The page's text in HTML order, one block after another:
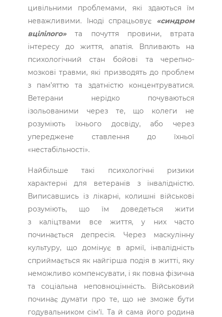
цивільними проблемами, які здаються їм
неважливими. Іноді спрацьовує «синдром
вцілілого»та почуття провини, втрата
інтересу до життя, апатія. Впливають на
психологічний стан бойові та черепно-
мозкові травми, які призводять до проблем
з пам’яттю та здатністю концентруватися.
Ветерани нерідко почуваються
ізольованими через те, що колеги не
розуміють їхнього досвіду, або через
упереджене ставлення до їхньої
«нестабільності».
Найбільше такі психологічні ризики
характерні для ветеранів з інвалідністю.
Виписавшись із лікарні, колишні військові
розуміють, що їм доведеться жити
з каліцтвами все життя, у них часто
починається депресія. Через маскулінну
культуру, що домінує в армії, інвалідність
сприймається як найгірша подія в житті, яку
неможливо компенсувати, і як повна фізична
та соціальна неповноцінність. Військовий
починає думати про те, що не зможе бути
годувальником сім’ї. Та й сама його родина